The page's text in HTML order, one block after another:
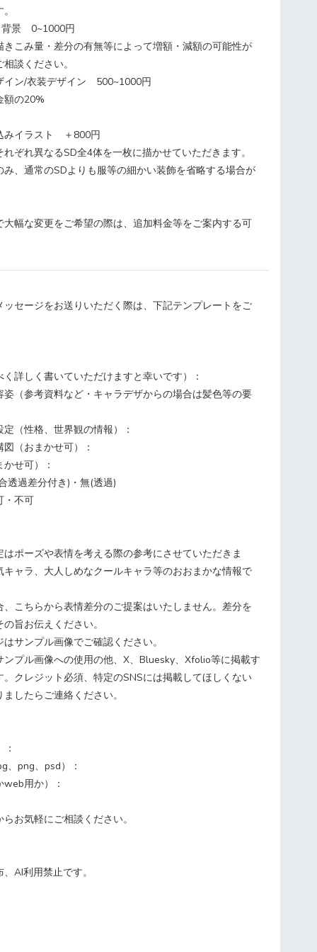
景 0~1000円
こみ量・差分の有無等によって増額・減額の可能性が
談ください。
イン/衣装デザイン 500~1000円
の20%
みイラスト ＋800円
ぞれ異なるSD全4体を一枚に描かせていただきます。
、通常のSDよりも服等の細かい装飾を省略する場合が
大幅な変更をご希望の際は、追加料金等をご案内する可
ッセージをお送りいただく際は、下記テンプレートをご
詳しく書いていただけますと幸いです）：
姿（参考資料など・キャラデザからの場合は髪色等の要
（性格、世界観の情報）：
（おまかせ可）：
せ可）：
透過差分付き)・無(透過)
・不可
ポーズや表情を考える際の参考にさせていただきま
キャラ、大人しめなクールキャラ等のおおまかな情報で
こちらから表情差分のご提案はいたしません。差分を
旨お伝えください。
サンプル画像でご確認ください。
ンプル画像への使用の他、X、Bluesky、Xfolio等に掲載す
クレジット必須、特定のSNSには掲載してほしくない
したらご連絡ください。
、png、psd）：
用か）：
お気軽にご相談ください。
AI利用禁止です。